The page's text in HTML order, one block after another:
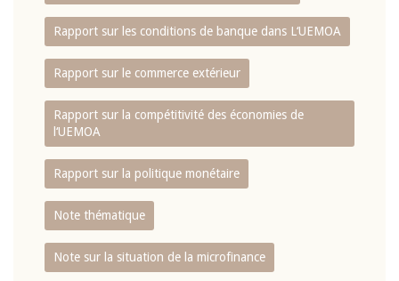
Rapport sur les conditions de banque dans L‘UEMOA
Rapport sur le commerce extérieur
Rapport sur la compétitivité des économies de
l‘UEMOA
Rapport sur la politique monétaire
Note thématique
Note sur la situation de la microfinance